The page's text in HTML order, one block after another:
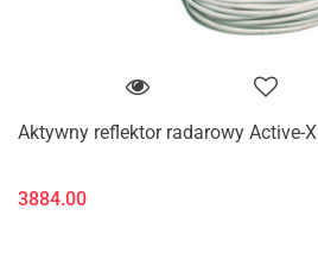
Aktywny reflektor radarowy Active-X
3884.00